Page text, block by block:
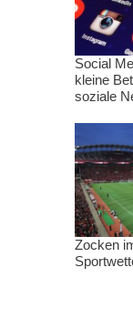
Social
kleine
soziale
Zocken